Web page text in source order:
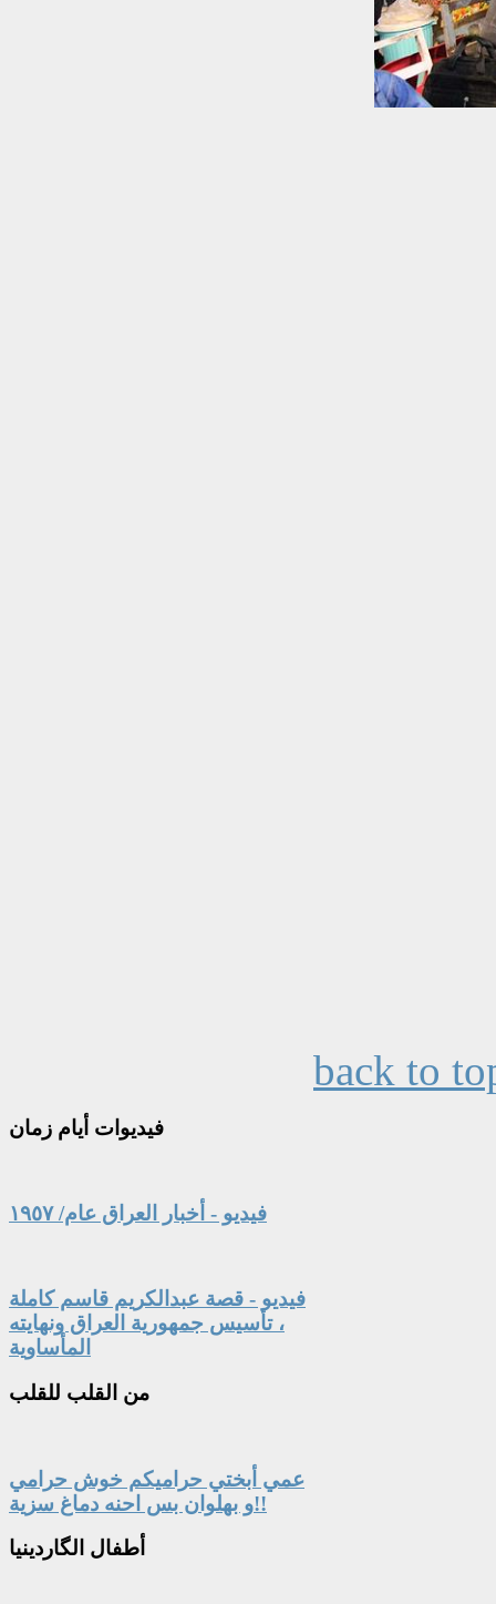
back to
فيديوات أيام زمان
فيديو - أخبار العراق عام/ ١٩٥٧
فيديو - قصة عبدالكريم قاسم كاملة
، تأسيس جمهورية العراق ونهايته
المأساوية
من القلب للقلب
عمي أبختي حراميكم خوش حرامي
و بهلوان بس احنه دماغ سزية!!
أطفال الگاردينيا